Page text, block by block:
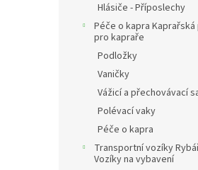
Hlásiče - Příposlechy
Péče o kapra
pro kapraře
Podložky
Vaničky
Vážicí a přechovávací
Polévací vaky
Péče o kapra
Transportní vozíky
Vozíky na vybavení